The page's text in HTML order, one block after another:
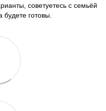
советуетесь с семьёй
будете готовы.